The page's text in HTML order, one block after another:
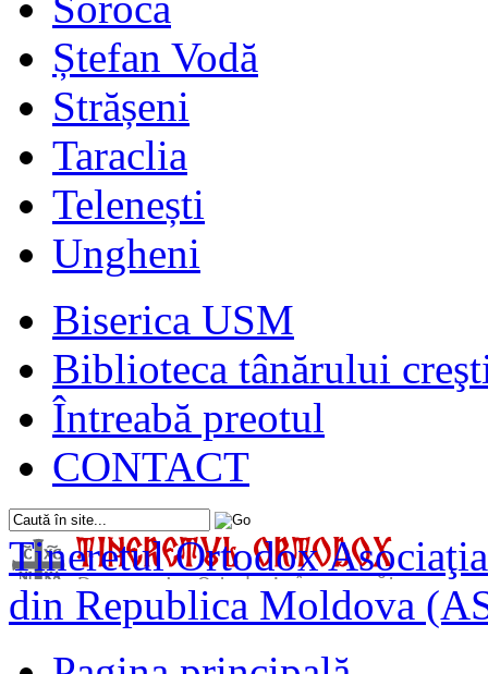
Ștefan Vodă
Strășeni
Taraclia
Telenești
Ungheni
Biserica USM
Biblioteca tânărului
Întreabă preotul
CONTACT
Tineretul Ortodox
din Republica Moldova